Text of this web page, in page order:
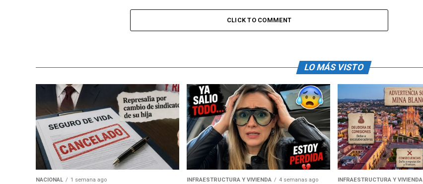
CLICK TO COMMENT
LO MÁS VISTO
NACIONAL 1 semana ago INFRAESTRUCTURA Y VIVIENDA 4 semanas ago INFRAESTRUCTURA Y VIVIENDA